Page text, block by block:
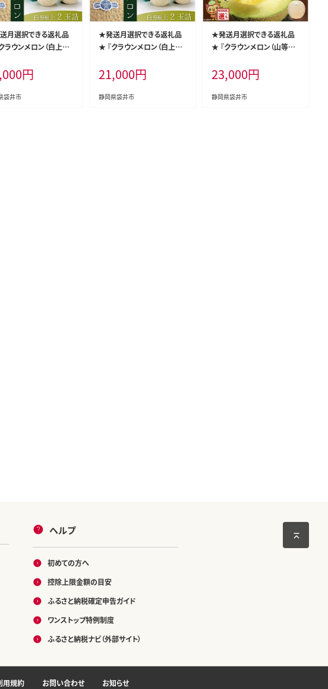
月選択できる返礼品
ラウンメロン（白上級）
物 デザート グルメ 袋
果物 フルーツ メロン
後 おやつ 2026年9
円
袋井市
★発送月選択できる返礼品
★ 『クラウンメロン（白上級）
ト 贈り物 デザート グルメ 袋
井市 果物 フルーツ メロン
青肉 食後 おやつ 2026年10
21,000円
静岡県袋井市
★発送月選択できる返礼品
★ 『クラウンメロン（山等級）
気 厳選 ギフト 贈り物 デザー
ト グルメ 袋井市2026年9月
発送
23,000円
静岡県袋井市
ヘルプ
初めての方へ
控除上限金額の目安
ふるさと納税確定申告ガイド
ワンストップ特例制度
ふるさと納税ナビ（外部サイト）
用規約 お問い合わせ お知らせ